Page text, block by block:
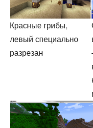
Красные грибы,
левый специально
разрезан